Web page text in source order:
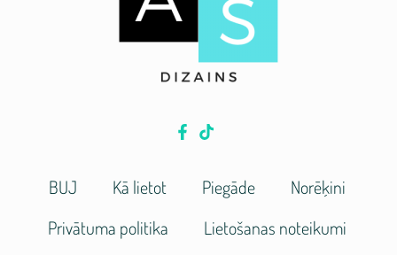
BUJ Kā lietot Piegāde
Norēķini
Privātuma politika
Lietošanas noteikumi